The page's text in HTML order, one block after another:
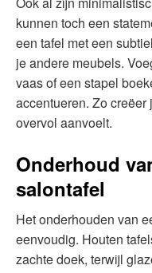
kunnen toch een
een tafel met een
je andere meubels.
vaas of een stapel
accentueren. Zo
overvol aanvoelt.
Onderhoud
salontafel
Het onderhouden van
eenvoudig. Houten
zachte doek, terwijl